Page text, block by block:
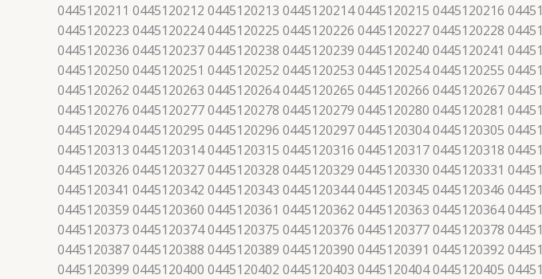
0445120211 0445120212 0445120213 0445120214 0445120215 0445120216
0445120223 0445120224 0445120225 0445120226 0445120227 0445120228
0445120236 0445120237 0445120238 0445120239 0445120240 0445120241
0445120250 0445120251 0445120252 0445120253 0445120254 0445120255
0445120262 0445120263 0445120264 0445120265 0445120266 0445120267
0445120276 0445120277 0445120278 0445120279 0445120280 0445120281
0445120294 0445120295 0445120296 0445120297 0445120304 0445120305
0445120313 0445120314 0445120315 0445120316 0445120317 0445120318
0445120326 0445120327 0445120328 0445120329 0445120330 0445120331
0445120341 0445120342 0445120343 0445120344 0445120345 0445120346
0445120359 0445120360 0445120361 0445120362 0445120363 0445120364
0445120373 0445120374 0445120375 0445120376 0445120377 0445120378
0445120387 0445120388 0445120389 0445120390 0445120391 0445120392
0445120399 0445120400 0445120402 0445120403 0445120404 0445120405